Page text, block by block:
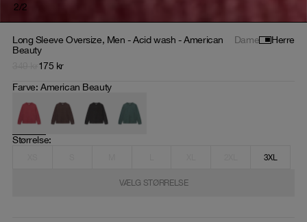
2/2
Long Sleeve Oversize, Men - Acid wash - American
Beauty
Dame Herre
175 kr
Farve:American Beauty
Størrelse:
3XL
VÆLG STØRRELSE